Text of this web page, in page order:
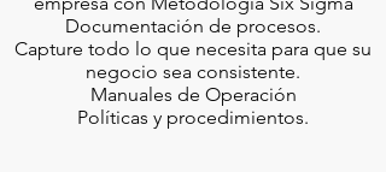
Documentación de procesos.
Capture todo lo que necesita para que su
negocio sea consistente.
Manuales de Operación
Políticas y procedimientos.